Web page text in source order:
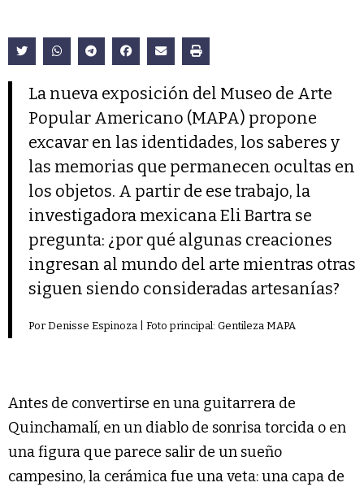
La nueva exposición del Museo de Arte
Popular Americano (MAPA) propone
excavar en las identidades, los saberes y
las memorias que permanecen ocultas en
los objetos. A partir de ese trabajo, la
investigadora mexicana Eli Bartra se
pregunta: ¿por qué algunas creaciones
ingresan al mundo del arte mientras otras
siguen siendo consideradas artesanías?
Por Denisse Espinoza | Foto principal: Gentileza MAPA
Antes de convertirse en una guitarrera de
Quinchamalí, en un diablo de sonrisa torcida o en
una figura que parece salir de un sueño
campesino, la cerámica fue una veta: una capa de